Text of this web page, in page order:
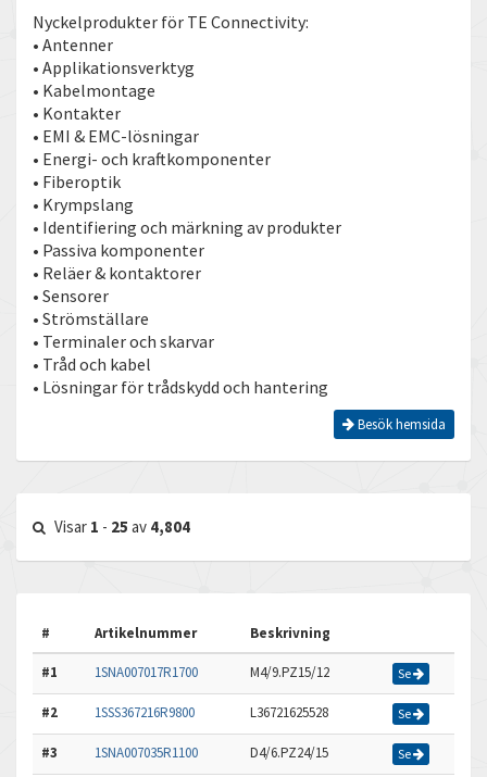
Nyckelprodukter för TE Connectivity:
• Antenner
• Applikationsverktyg
• Kabelmontage
• Kontakter
• EMI & EMC-lösningar
• Energi- och kraftkomponenter
• Fiberoptik
• Krympslang
• Identifiering och märkning av produkter
• Passiva komponenter
• Reläer & kontaktorer
• Sensorer
• Strömställare
• Terminaler och skarvar
• Tråd och kabel
• Lösningar för trådskydd och hantering
Besök hemsida
Visar 1 - 25 av 4,804
# Artikelnummer Beskrivning
#1 1SNA007017R1700 M4/9.PZ15/12 Se
#2 1SSS367216R9800 L36721625528 Se
#3 1SNA007035R1100 D4/6.PZ24/15 Se